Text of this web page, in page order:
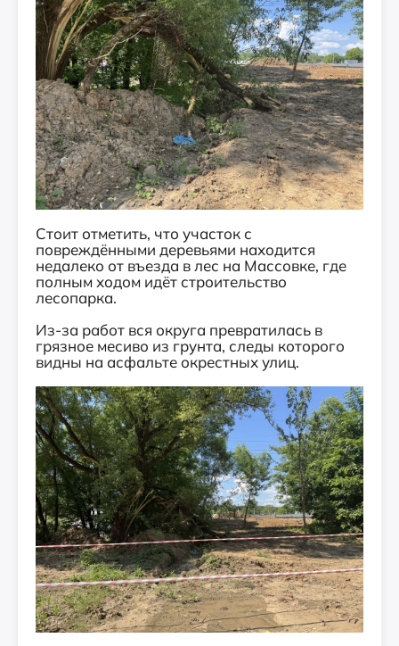
Стоит отметить, что участок с
повреждёнными деревьями находится
недалеко от въезда в лес на Массовке, где
полным ходом идёт строительство
лесопарка.
Из-за работ вся округа превратилась в
грязное месиво из грунта, следы которого
видны на асфальте окрестных улиц.